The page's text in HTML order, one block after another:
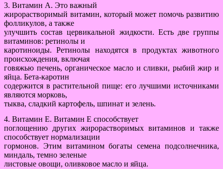
3. Витамин А. Это важный
жирорастворимый витамин, который может помочь развитию
фолликулов, а также
улучшить состав цервикальной жидкости. Есть две группы
витаминов: ретинолы и
каротиноиды. Ретинолы находятся в продуктах животного
происхождения, включая
говяжью печень, органическое масло и сливки, рыбий жир и
яйца. Бета-каротин
содержится в растительной пище: его лучшими источниками
являются морковь,
тыква, сладкий картофель, шпинат и зелень.
4. Витамин Е. Витамин Е способствует
поглощению других жирорастворимых витаминов и также
способствует нормализации
гормонов. Этим витамином богаты семена подсолнечника,
миндаль, темно зеленые
листовые овощи, оливковое масло и яйца.